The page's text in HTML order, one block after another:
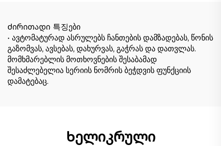
Ძირითადი 특징ები
• ავტომატურად ასრულებს ჩანთების დამზადებას, წონის
გაზომვას, ავსებას, დახურვას, გაჭრას და დათვლას.
მომხმარებლის მოთხოვნების შესაბამად
შესაძლებელია სერიის ნომრის ბეჭდვის ფუნქციის
დამატებაც.
Ხელიკრული